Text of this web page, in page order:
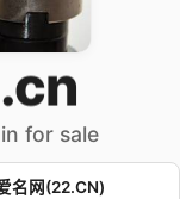
for sale
名网(22.CN)